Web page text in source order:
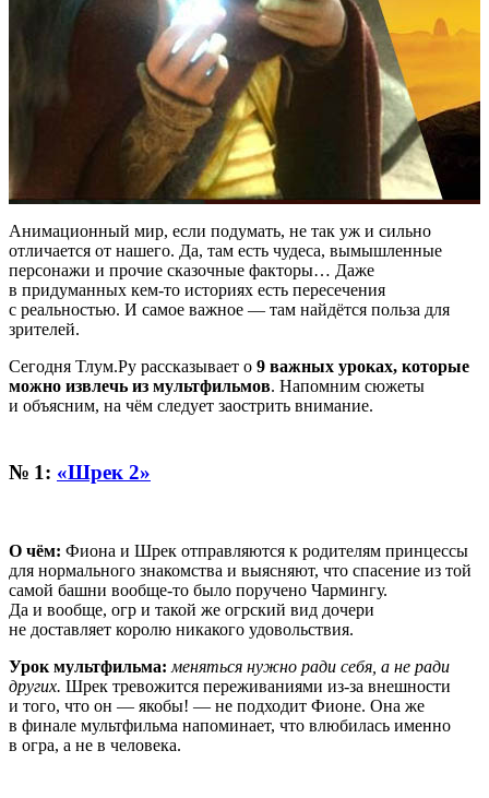
Анимационный мир, если подумать, не так уж и сильно
отличается от нашего. Да, там есть чудеса, вымышленные
персонажи и прочие сказочные факторы… Даже
в придуманных кем-то историях есть пересечения
с реальностью. И самое важное — там найдётся польза для
зрителей.
Сегодня Тлум.Ру рассказывает о 9 важных уроках, которые
можно извлечь из мультфильмов. Напомним сюжеты
и объясним, на чём следует заострить внимание.
№ 1: «Шрек 2»
О чём: Фиона и Шрек отправляются к родителям принцессы
для нормального знакомства и выясняют, что спасение из той
самой башни вообще-то было поручено Чармингу.
Да и вообще, огр и такой же огрский вид дочери
не доставляет королю никакого удовольствия.
Урок мультфильма: меняться нужно ради себя, а не ради
других. Шрек тревожится переживаниями из-за внешности
и того, что он — якобы! — не подходит Фионе. Она же
в финале мультфильма напоминает, что влюбилась именно
в огра, а не в человека.